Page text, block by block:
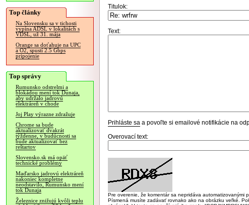
Top články
Na Slovensku sa v tichosti
vypína ADSL v lokalitách s
VDSL, už 31. mája
Orange sa doťahuje na UPC
a O2, spustí 2.5 Gbps
pripojenie
Top správy
Rumunsko odstrelmi a
blokádou mení tok Dunaja,
aby udržalo jadrovú
elektráreň v chode
Joj Play výrazne zdražuje
Chrome sa bude
aktualizovať dvakrát
týždenne, v budúcnosti sa
bude aktualizovať bez
reštartov
Slovensko.sk má opäť
technické problémy
Maďarsko jadrovú elektráreň
nakoniec kompletne
neodstavilo, Rumunsko mení
tok Dunaja
Železnice znižujú kvôli teplu
Titulok:
Text:
Prihláste sa a povoľte si emailové notifikácie na
Overovací text:
Pre overenie, že komentár sa nepridáva automatizovanými
Písmená musíte zadávať rovnako ako na obrázku veľké.